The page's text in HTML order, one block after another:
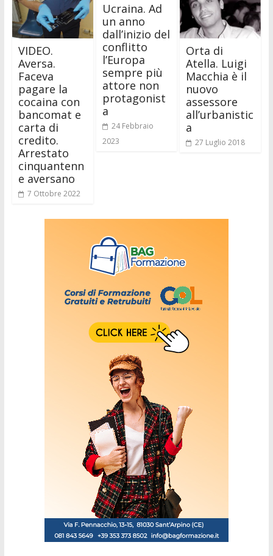
VIDEO.
Aversa.
Faceva
pagare la
cocaina con
bancomat e
carta di
credito.
Arrestato
cinquantenn
e aversano
7 Ottobre 2022
Ucraina. Ad
un anno
dall’inizio del
conflitto
l’Europa
sempre più
attore non
protagonist
a
24 Febbraio
2023
Orta di
Atella. Luigi
Macchia è il
nuovo
assessore
all’urbanistic
a
27 Luglio 2018